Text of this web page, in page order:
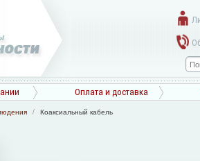
Оплата и доставка
Коаксиальный кабель